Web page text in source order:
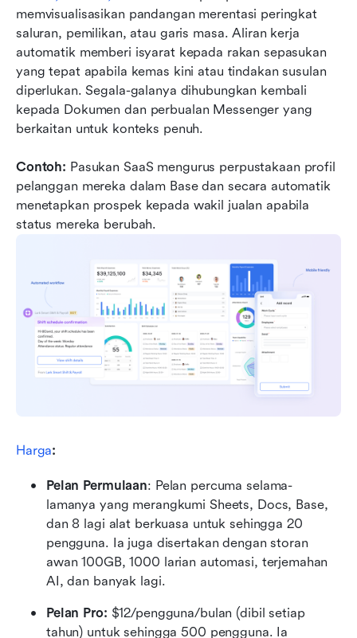
memvisualisasikan pandangan merentasi peringkat
saluran, pemilikan, atau garis masa. Aliran kerja
automatik memberi isyarat kepada rakan sepasukan
yang tepat apabila kemas kini atau tindakan susulan
diperlukan. Segala-galanya dihubungkan kembali
kepada Dokumen dan perbualan Messenger yang
berkaitan untuk konteks penuh.
Contoh: Pasukan SaaS mengurus perpustakaan profil
pelanggan mereka dalam Base dan secara automatik
menetapkan prospek kepada wakil jualan apabila
status mereka berubah.
Harga:
Pelan Permulaan: Pelan percuma selama-
lamanya yang merangkumi Sheets, Docs, Base,
dan 8 lagi alat berkuasa untuk sehingga 20
pengguna. Ia juga disertakan dengan storan
awan 100GB, 1000 larian automasi, terjemahan
AI, dan banyak lagi.
Pelan Pro: $12/pengguna/bulan (dibil setiap
tahun) untuk sehingga 500 pengguna. Ia